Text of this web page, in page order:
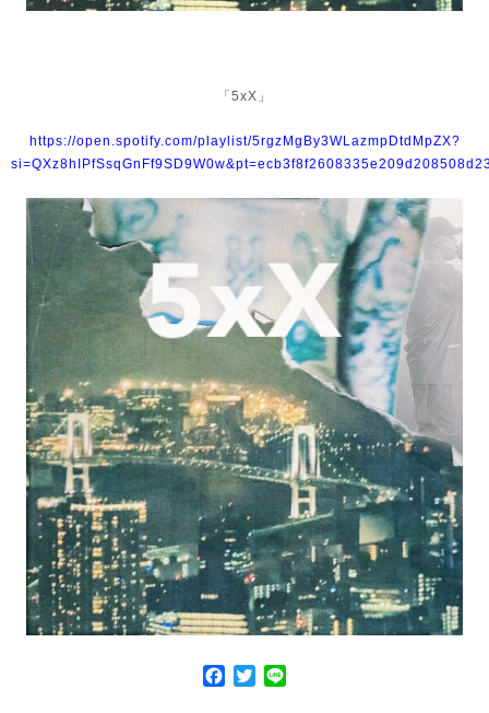
「5xX」
https://open.spotify.com/playlist/5rgzMgBy3WLazmpDtdMpZX?
Facebook
Twitter